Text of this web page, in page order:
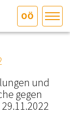
OÖ
und
gegen